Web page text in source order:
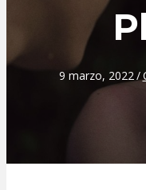
9 marzo, 2022/